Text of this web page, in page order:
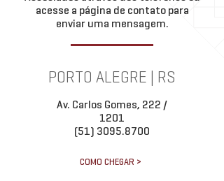
PORTO ALEGRE | RS
Av. Carlos Gomes, 222 /
1201
(51) 3095.8700
COMO CHEGAR >
acesse a página de contato para
enviar uma mensagem.